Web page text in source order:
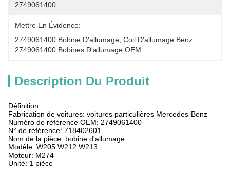
2749061400
Mettre En Évidence:
2749061400 Bobine D'allumage Coil D'allumage Benz
2749061400 Bobines D'allumage OEM
Description Du Produit
Définition
Fabrication de voitures: voitures particulières Mercedes-Benz
Numéro de référence OEM: 2749061400
N° de référence: 718402601
Nom de la pièce: bobine d'allumage
Modèle: W205 W212 W213
Moteur: M274
Unité: 1 pièce